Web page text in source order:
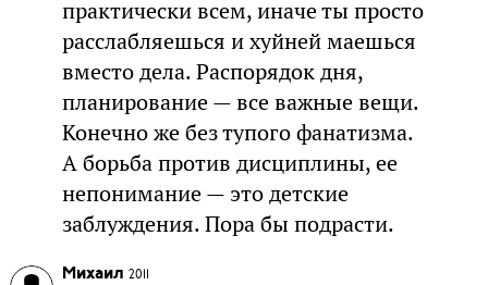
практически всем, иначе ты просто
расслабляешься и хуйней маешься
вместо дела. Распорядок дня,
планирование — все важные вещи.
Конечно же без тупого фанатизма.
А борьба против дисциплины, ее
непонимание — это детские
заблуждения. Пора бы подрасти.
Михаил 2011